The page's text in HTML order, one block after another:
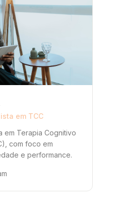
em TCC
em Terapia Cognitivo
com foco em
e performance.